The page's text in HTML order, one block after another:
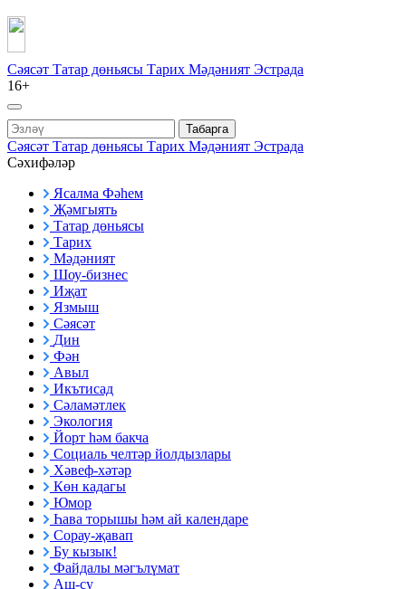
Сәясәт Татар дөньясы Тарих Мәдәният Эстрада
16+
Табарга
Сәясәт Татар дөньясы Тарих Мәдәният Эстрада
Сәхифәләр
Ясалма Фәһем
Җәмгыять
Татар дөньясы
Тарих
Мәдәният
Шоу-бизнес
Иҗат
Язмыш
Сәясәт
Дин
Фән
Авыл
Икътисад
Сәламәтлек
Экология
Йорт һәм бакча
Социаль челтәр йолдызлары
Хәвеф-хәтәр
Көн кадагы
Юмор
Һава торышы һәм ай календаре
Сорау-җавап
Бу кызык!
Файдалы мәгълүмат
Аш-су